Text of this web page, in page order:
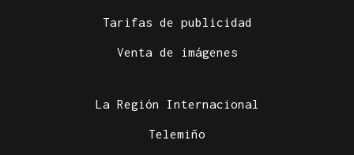
Tarifas de publicidad
Venta de imágenes
La Región Internacional
Telemiño